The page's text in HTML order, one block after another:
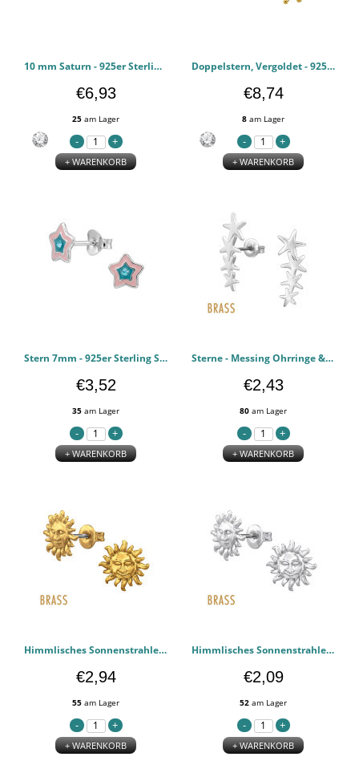
10 mm Saturn - 925er Sterling Silber Zirkonia Ohrstecker PCJW50995
€6,93
25 am Lager
+ WARENKORB
Doppelstern, Vergoldet - 925er Sterling Silber Zirkonia Ohrstecker PCJW50987
€8,74
8 am Lager
+ WARENKORB
Stern 7mm - 925er Sterling Silber Kinderohrstecker PCJW50981
€3,52
35 am Lager
+ WARENKORB
Sterne - Messing Ohrringe & Ohrstecker PCJW50865
€2,43
80 am Lager
+ WARENKORB
Himmlisches Sonnenstrahlenmuster, Vergoldetes Messing - Messing Ohrringe & Ohrstecker PCJW50861
€2,94
55 am Lager
+ WARENKORB
Himmlisches Sonnenstrahlen-Messing - Messing Ohrringe & Ohrstecker PCJW50860
€2,09
52 am Lager
+ WARENKORB